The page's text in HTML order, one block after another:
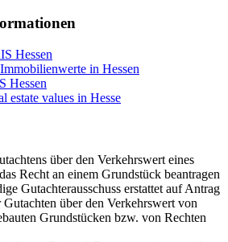
Hessen
in Hessen
Hessen
estate values in Hesse
über den Verkehrswert eines
Recht an einem Grundstück beantragen
Gutachterausschuss erstattet auf Antrag
über den Verkehrswert von
Grundstücken bzw. von Rechten